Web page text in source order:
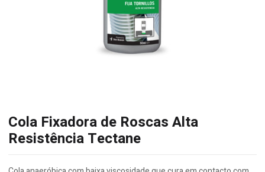
Cola Fixadora de Roscas Alta
Resistência Tectane